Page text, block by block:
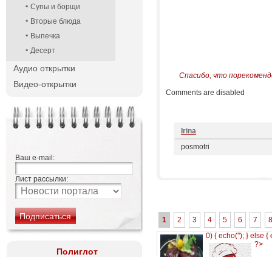
Супы и борщи
Вторые блюда
Выпечка
Десерт
Аудио открытки
Видео-открытки
Ваш e-mail:
Лист рассылки:
Полиглот
Спасибо, что
Comments are disabled
Irina
posmotri
1 2 3 4 5 6 7
8
0) { echo(''); } else {
?>